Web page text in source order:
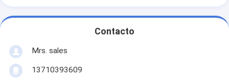
Contacto
Mrs. sales
13710393609